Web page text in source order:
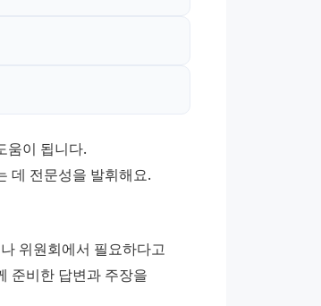
움이 됩니다.
데 전문성을 발휘해요.
위원회에서 필요하다고
준비한 답변과 주장을